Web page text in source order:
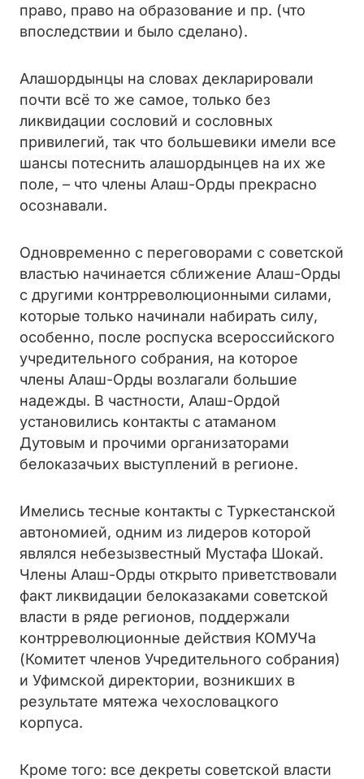
право, право на образование и пр. (что
впоследствии и было сделано).
Алашордынцы на словах декларировали
почти всё то же самое, только без
ликвидации сословий и сословных
привилегий, так что большевики имели все
шансы потеснить алашордынцев на их же
поле, – что члены Алаш-Орды прекрасно
осознавали.
Одновременно с переговорами с советской
властью начинается сближение Алаш-Орды
с другими контрреволюционными силами,
которые только начинали набирать силу,
особенно, после роспуска всероссийского
учредительного собрания, на которое
члены Алаш-Орды возлагали большие
надежды. В частности, Алаш-Ордой
установились контакты с атаманом
Дутовым и прочими организаторами
белоказачьих выступлений в регионе.
Имелись тесные контакты с Туркестанской
автономией, одним из лидеров которой
являлся небезызвестный Мустафа Шокай.
Члены Алаш-Орды открыто приветствовали
факт ликвидации белоказаками советской
власти в ряде регионов, поддержали
контрреволюционные действия КОМУЧа
(Комитет членов Учредительного собрания)
и Уфимской директории, возникших в
результате мятежа чехословацкого
корпуса.
Кроме того: все декреты советской власти